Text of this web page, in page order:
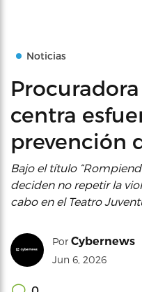
Noticias
centra
prevención
Bajo el título
deciden no repetir la
cabo en el Teatro
Por Cybernews
Jun 6, 2026